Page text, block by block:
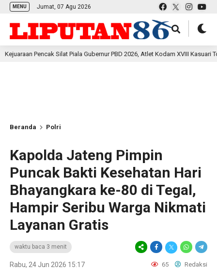
MENU Jumat, 07 Agu 2026
Silat Piala Gubernur PBD 2026, Atlet Kodam XVIII Kasuari Torehkan
Beranda Polri
Kapolda Jateng Pimpin
Puncak Bakti Kesehatan Hari
Bhayangkara ke-80 di Tegal,
Hampir Seribu Warga Nikmati
Layanan Gratis
waktu baca 3 menit
Rabu, 24 Jun 2026 15:17 65 Redaksi